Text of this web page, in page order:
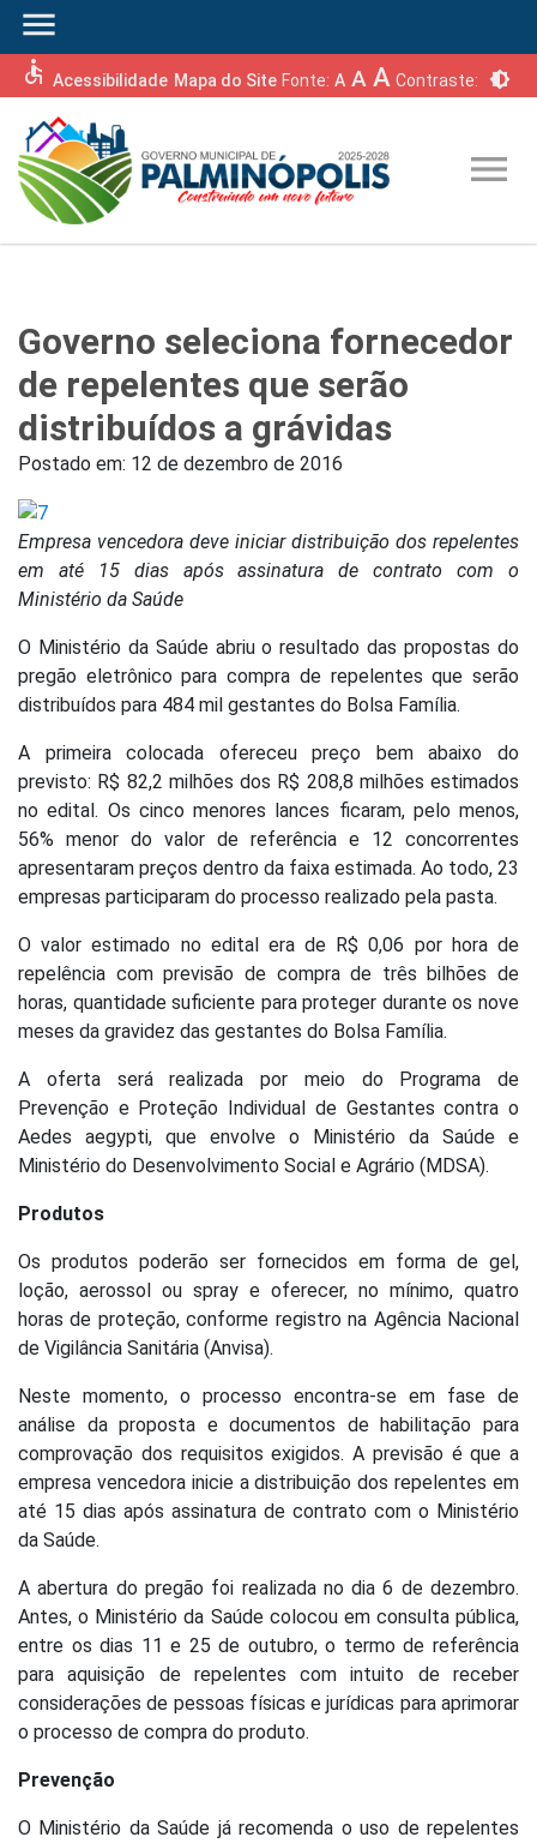
menu
accessible Acessibilidade Mapa do Site Fonte: A A A Contraste: brightness_6
menu
Governo seleciona fornecedor
de repelentes que serão
distribuídos a grávidas
Postado em: 12 de dezembro de 2016
Empresa vencedora deve iniciar distribuição dos repelentes
em até 15 dias após assinatura de contrato com o
Ministério da Saúde
O Ministério da Saúde abriu o resultado das propostas do
pregão eletrônico para compra de repelentes que serão
distribuídos para 484 mil gestantes do Bolsa Família.
A primeira colocada ofereceu preço bem abaixo do
previsto: R$ 82,2 milhões dos R$ 208,8 milhões estimados
no edital. Os cinco menores lances ficaram, pelo menos,
56% menor do valor de referência e 12 concorrentes
apresentaram preços dentro da faixa estimada. Ao todo, 23
empresas participaram do processo realizado pela pasta.
O valor estimado no edital era de R$ 0,06 por hora de
repelência com previsão de compra de três bilhões de
horas, quantidade suficiente para proteger durante os nove
meses da gravidez das gestantes do Bolsa Família.
A oferta será realizada por meio do Programa de
Prevenção e Proteção Individual de Gestantes contra o
Aedes aegypti, que envolve o Ministério da Saúde e
Ministério do Desenvolvimento Social e Agrário (MDSA).
Produtos
Os produtos poderão ser fornecidos em forma de gel,
loção, aerossol ou spray e oferecer, no mínimo, quatro
horas de proteção, conforme registro na Agência Nacional
de Vigilância Sanitária (Anvisa).
Neste momento, o processo encontra-se em fase de
análise da proposta e documentos de habilitação para
comprovação dos requisitos exigidos. A previsão é que a
empresa vencedora inicie a distribuição dos repelentes em
até 15 dias após assinatura de contrato com o Ministério
da Saúde.
A abertura do pregão foi realizada no dia 6 de dezembro.
Antes, o Ministério da Saúde colocou em consulta pública,
entre os dias 11 e 25 de outubro, o termo de referência
para aquisição de repelentes com intuito de receber
considerações de pessoas físicas e jurídicas para aprimorar
o processo de compra do produto.
Prevenção
O Ministério da Saúde já recomenda o uso de repelentes